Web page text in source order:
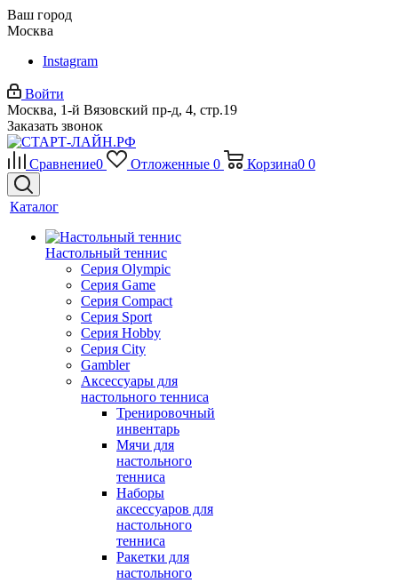
Ваш город
Москва
Instagram
Войти
Москва, 1-й Вязовский пр-д, 4, стр.19
Заказать звонок
Сравнение0 Отложенные 0 Корзина0 0
Каталог
Настольный теннис
Серия Olympic
Серия Game
Серия Compact
Серия Sport
Серия Hobby
Серия City
Gambler
Аксессуары для
настольного тенниса
Тренировочный
инвентарь
Мячи для
настольного
тенниса
Наборы
аксессуаров для
настольного
тенниса
Ракетки для
настольного